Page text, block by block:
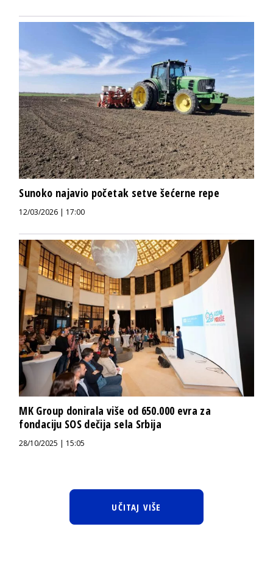
Sunoko najavio početak setve šećerne repe
12/03/2026 | 17:00
MK Group donirala više od 650.000 evra za
fondaciju SOS dečija sela Srbija
28/10/2025 | 15:05
UČITAJ VIŠE